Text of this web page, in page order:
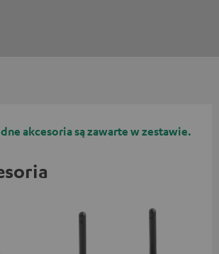
akcesoria są zawarte w zestawie.